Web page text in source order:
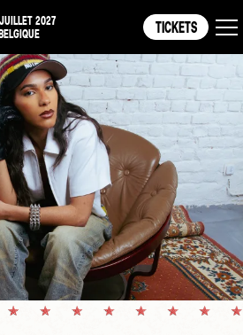
2027
TICKETS